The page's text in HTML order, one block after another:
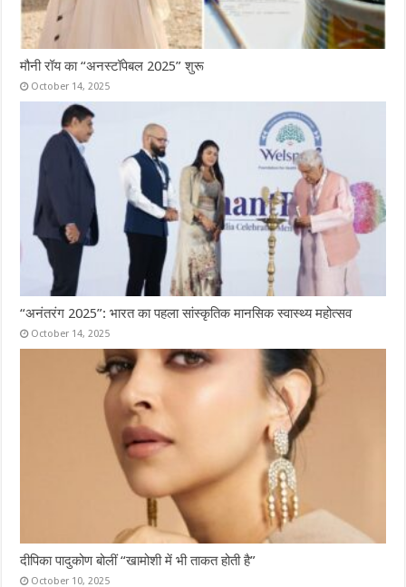
मौनी रॉय का “अनस्टॉपेबल 2025” शुरू
October 14, 2025
“अनंतरंग 2025”: भारत का पहला सांस्कृतिक मानसिक स्वास्थ्य महोत्सव
October 14, 2025
दीपिका पादुकोण बोलीं “खामोशी में भी ताकत होती है”
October 10, 2025